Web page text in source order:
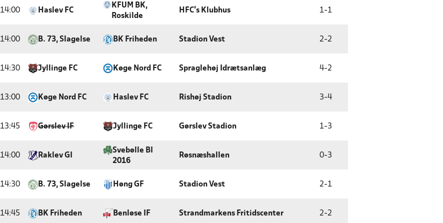
14:00 Haslev FC
KFUM BK,
Roskilde
HFC's Klubhus 1-1
14:00 B. 73, Slagelse BK Friheden Stadion Vest 2-2
14:30 Jyllinge FC Køge Nord FC Spraglehøj Idrætsanlæg 4-2
13:00 Køge Nord FC Haslev FC Rishøj Stadion 3-4
13:45 Gørslev IF Jyllinge FC Gørslev Stadion 1-3
14:00 Raklev GI
Svebølle BI
2016
Røsnæshallen 0-3
14:30 B. 73, Slagelse Høng GF Stadion Vest 2-1
14:45 BK Friheden Benløse IF Strandmarkens Fritidscenter 2-2